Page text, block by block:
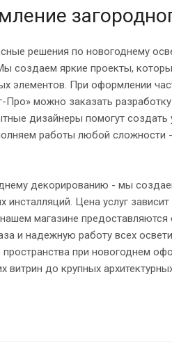
решения по новогоднему
создаем яркие проекты,
элементов. При оформлении
Про» можно заказать
дизайнеры помогут
работы любой сложности -
декорированию - мы
инсталляций. Цена услуг
магазине
и надежную работу всех
при новогоднем
витрин до крупных